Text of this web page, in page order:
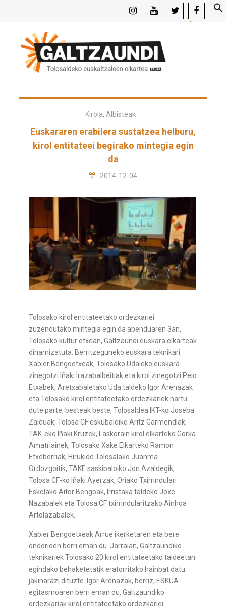
facebook
Kirola, Albisteak
Euskararen erabilera sustatzea helburu,
kirol entitateei begirako mintegia egin
da
2014-12-04
Tolosako kirol entitateetako ordezkariei
zuzendutako mintegia egin da abenduaren 3an,
Tolosako kultur etxean, Galtzaundi euskara elkarteak
dinamizatuta. Berritzeguneko euskara teknikari
Xabier Bengoetxeak, Tolosako Udaleko euskara
zinegotzi Iñaki Irazabalbeitiak eta kirol zinegotzi Peio
Etxabek, Aretxabaletako Uda taldeko Igor Arenazak
eta Tolosako kirol entitateetako ordezkariek hartu
dute parte, besteak beste, Tolosaldea IKT-ko Joseba
Zalduak, Tolosa CF eskubaloiko Aritz Garmendiak,
TAK-eko Iñaki Kruzek, Laskorain kirol elkarteko Gorka
Amatriainek, Tolosako Xake Elkarteko Ramon
Etxeberriak, Hirukide Tolosalako Juanma
Ordozgoitik, TAKE saskibaloiko Jon Azaldegik,
Tolosa CF-ko Iñaki Ayerzak, Oriako Txirrindulari
Eskolako Aitor Bengoak, Irristaka taldeko Joxe
Nazabalek eta Tolosa CF txirrindularitzako Ainhoa
Artolazabalek.
Xabier Bengoetxeak Arrue ikerketaren eta bere
ondorioen berri eman du. Jarraian, Galtzaundiko
teknikariek Tolosako 20 kirol entitateetako taldeetan
egindako behaketetatik eratorritako hainbat datu
jakinarazi dituzte. Igor Arenazak, berriz, ESKUA
egitasmoaren berri eman du. Galtzaundiko
ordezkariak kirol entitateetako ordezkariei